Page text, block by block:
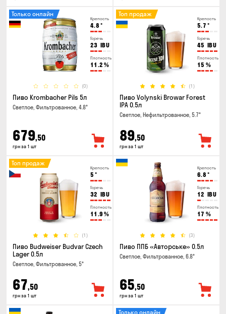
Крепость
4.8 °
Горечь
23 IBU
Плотность
11.2 %
(0)
Только онлайн
Пиво Krombacher Pils 5л
Светлое, Фильтрованное, 4.8°
679,50
грн за 1 шт
Крепость
5.7 °
Горечь
45 IBU
Плотность
15 %
(1)
Топ продаж
Пиво Volynski Browar Forest
IPA 0.5л
Светлое, Нефильтрованное, 5.7°
89,50
грн за 1 шт
Крепость
5 °
Горечь
32 IBU
Плотность
11.9 %
(1)
Топ продаж
Пиво Budweiser Budvar Czech
Lager 0.5л
Светлое, Фильтрованное, 5°
67,50
грн за 1 шт
Крепость
6.8 °
Горечь
12 IBU
Плотность
17 %
(3)
Пиво ППБ «Авторське» 0.5л
Светлое, Фильтрованное, 6.8°
65,50
грн за 1 шт
Только онлайн